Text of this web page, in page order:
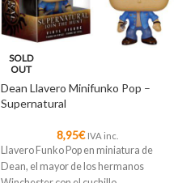
SOLD
OUT
Dean Llavero Minifunko Pop –
Supernatural
8,95€ IVA inc.
Llavero Funko Pop en miniatura de
Dean, el mayor de los hermanos